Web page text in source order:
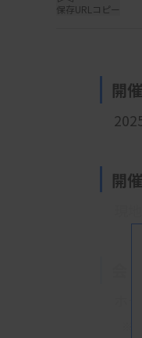
保存URLコピー
開
開
ホ
※千葉